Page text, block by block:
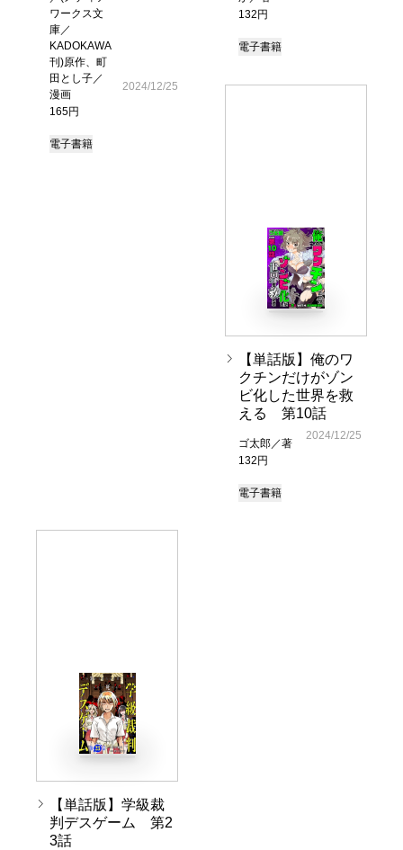
ワークス文
庫／
KADOKAWA
刊)原作、町
田とし子／
漫画
165円
2024/12/25
電子書籍
132円
電子書籍
【単話版】俺のワ
クチンだけがゾン
ビ化した世界を救
える 第10話
ゴ太郎／著
132円
2024/12/25
電子書籍
【単話版】学級裁
判デスゲーム 第2
3話